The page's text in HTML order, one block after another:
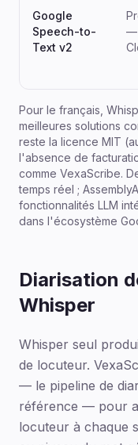
Google
Speech-to-
Text v2
—
Pour le français,
meilleures solutions
reste la licence MIT
l'absence de
comme VexaScribe.
temps réel ;
fonctionnalités LLM
dans l'écosystème
Diarisation
Whisper
Whisper seul
de locuteur.
— le pipeline de
référence — pour
locuteur à chaque